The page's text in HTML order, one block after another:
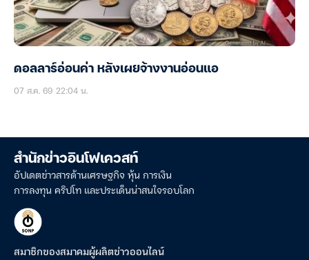
ดอลลาร์อ่อนค่า หลังเผยจ้างงานอ่อนแอ
07 ส.ค. 69 22:04 น.
สำนักข่าวอินโฟเควสท์
อัปเดตข่าวสารด้านเศรษฐกิจ หุ้น การเงิน
การลงทุน คริปโท และประเด็นน่าสนใจรอบโลก
สมาชิกของสมาคมผู้ผลิตข่าวออนไลน์